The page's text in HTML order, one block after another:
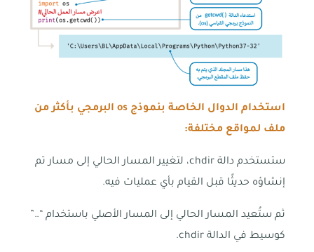
استخدام الدوال الخاصة بنموذجos البرمجي بأكثر من
ملف لمواقع مختلفة:
ستستخدم دالة chdir، لتغيير المسار الحالي إلى مسار تم
إنشاؤه حديثًا قبل القيام بأي عمليات فيه.
ثم ستُعيد المسار الحالي إلى المسار الأصلي باستخدام “..”
كوسيط في الدالة chdir.